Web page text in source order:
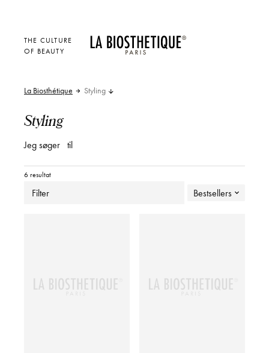
THE CULTURE
OF BEAUTY
La Biosthétique Styling
Styling
Jeg søger til
6 resultat
Filter Bestsellers